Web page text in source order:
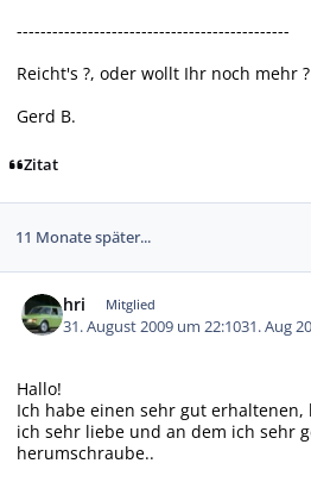
----------------------------------------------
Reicht's ?, oder wollt Ihr noch mehr ?
Gerd B.
Zitat
11 Monate später...
hri Mitglied
31. August 2009 um 22:1031. Aug
Hallo!
Ich habe einen sehr gut erhaltenen,
ich sehr liebe und an dem ich sehr
herumschraube..